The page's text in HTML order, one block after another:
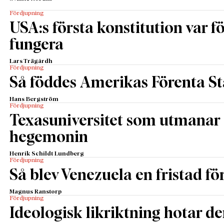
En IPA för peronister.
När peronismen har försökt förbättra argentinska
levnadsförhållanden har det främsta verktyget varit
att dela ut fler bidrag och rättigheter. Under Perón
handlade det om kvinnors rätt att rösta, omfattande
bidrag via hans fru Evita Peróns stiftelse, avgiftsfri
utbildning och stor makt åt facken. Under 2000-
talets främsta peronistiska ledare, Cristina
Fördjupning
USA:s första konstitution var
fungera
Lars Trägårdh
Fördjupning
Så föddes Amerikas Förenta
Hans Bergström
Fördjupning
Texasuniversitet som utmanar
hegemonin
Henrik Schildt Lundberg
Fördjupning
Så blev Venezuela en fristad
Magnus Ranstorp
Fördjupning
Ideologisk likriktning hotar